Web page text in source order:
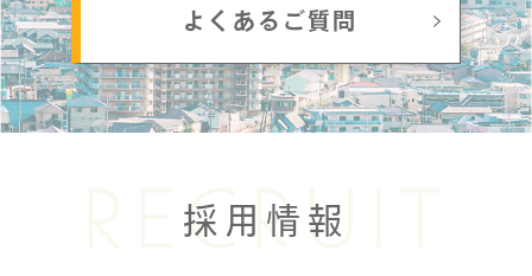
よくあるご質問
RECRUIT
採用情報